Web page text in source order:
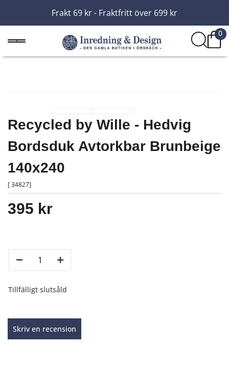
Frakt 69 kr - Fraktfritt över 699 kr
0
Recycled by Wille - Hedvig
Bordsduk Avtorkbar Brunbeige
140x240
[ 34827]
395 kr
Tillfälligt slutsåld
Skriv en recension